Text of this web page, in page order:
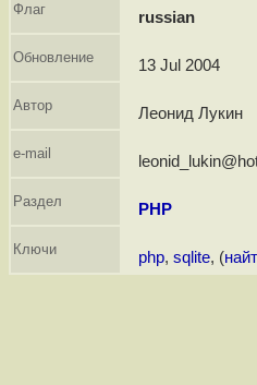
Флаг russian
Обновление 13 Jul 2004
Автор Леонид Лукин
e-mail
Раздел PHP
Ключи php, sqlite, (